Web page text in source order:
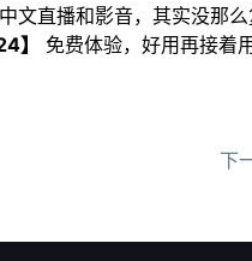
文直播和影音，其实没那
】 免费体验，好用再接着用
下